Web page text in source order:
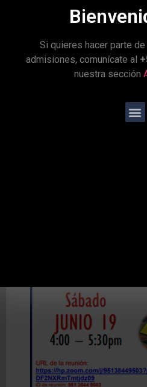
Si quieres hacer parte
admisiones, comunícate al
nuestra sección